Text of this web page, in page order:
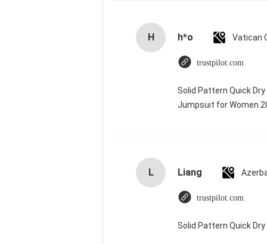
H h*o
trustpilot.com
Solid Pattern Quick
Jumpsuit for Women
L Liang
trustpilot.com
Solid Pattern Quick